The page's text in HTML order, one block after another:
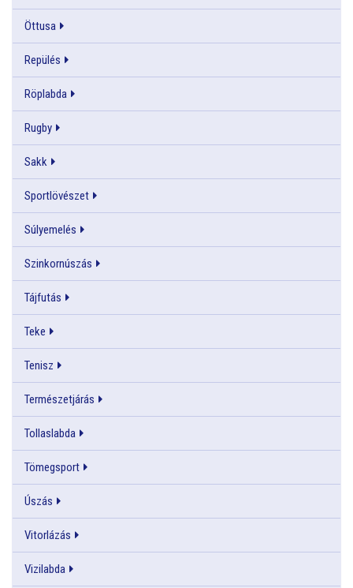
Öttusa
Repülés
Röplabda
Rugby
Sakk
Sportlövészet
Súlyemelés
Szinkornúszás
Tájfutás
Teke
Tenisz
Természetjárás
Tollaslabda
Tömegsport
Úszás
Vitorlázás
Vizilabda